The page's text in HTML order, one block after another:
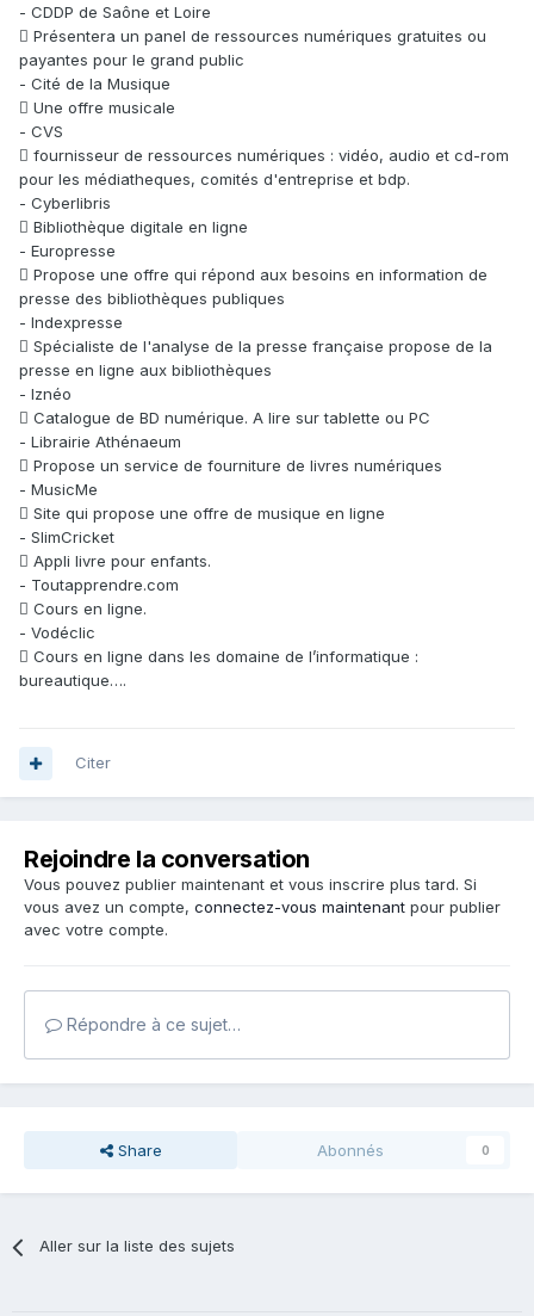
- CDDP de Saône et Loire
 Présentera un panel de ressources numériques gratuites ou
payantes pour le grand public
- Cité de la Musique
 Une offre musicale
- CVS
 fournisseur de ressources numériques : vidéo, audio et cd-rom
pour les médiatheques, comités d'entreprise et bdp.
- Cyberlibris
 Bibliothèque digitale en ligne
- Europresse
 Propose une offre qui répond aux besoins en information de
presse des bibliothèques publiques
- Indexpresse
 Spécialiste de l'analyse de la presse française propose de la
presse en ligne aux bibliothèques
- Iznéo
 Catalogue de BD numérique. A lire sur tablette ou PC
- Librairie Athénaeum
 Propose un service de fourniture de livres numériques
- MusicMe
 Site qui propose une offre de musique en ligne
- SlimCricket
 Appli livre pour enfants.
- Toutapprendre.com
 Cours en ligne.
- Vodéclic
 Cours en ligne dans les domaine de l’informatique :
bureautique….
Citer
Rejoindre la conversation
Vous pouvez publier maintenant et vous inscrire plus tard. Si
vous avez un compte, connectez-vous maintenant pour publier
avec votre compte.
Répondre à ce sujet…
Share Abonnés 0
Aller sur la liste des sujets